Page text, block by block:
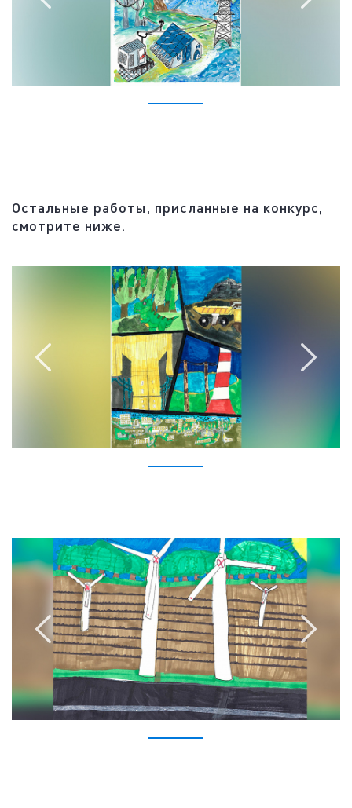
Остальные работы, присланные на конкурс,
смотрите ниже.